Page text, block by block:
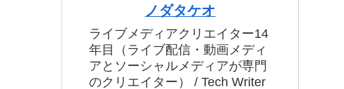
ノダタケオ
ライブメディアクリエイター14
年目（ライブ配信・動画メディ
アとソーシャルメディアが専門
のクリエイター） / Tech Writer